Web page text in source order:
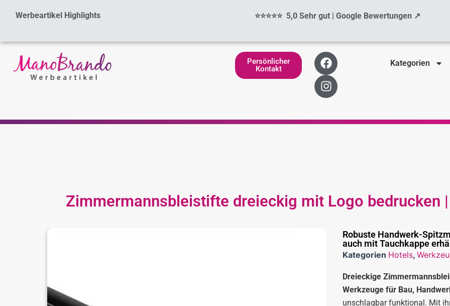
InhaltWerbeartikel Highlights ⭐⭐⭐⭐⭐ 5,0 Sehr gut | Google Bewertungen ↗
Persönlicher
Kontakt
F
a
c
e
b
o
I
n
s
t
a
r
Kategorien
Zimmermannsbleistifte dreieckig mit Logo bedrucken
Robuste Handwerk-
auch mit Tauchkappe
Kategorien Hotels,
Dreieckige
Werkzeuge für Bau,
unschlagbar funktional. Mit